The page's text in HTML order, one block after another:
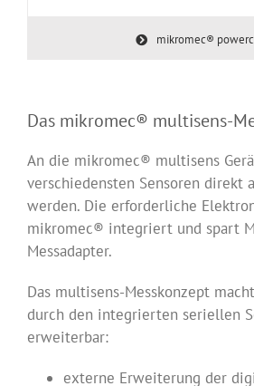
mikromec®
Das mikromec® multisens-
An die mikromec® multisens
verschiedensten Sensoren direkt
werden. Die erforderliche
mikromec® integriert und spart
Messadapter.
Das multisens-Messkonzept
durch den integrierten seriellen
erweiterbar:
externe Erweiterung der